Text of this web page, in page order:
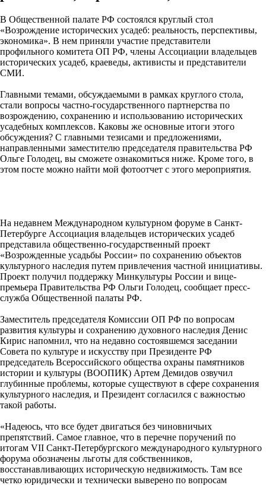
В Общественной палате РФ состоялся круглый стол
«Возрождение исторических усадеб: реальность, перспективы,
экономика». В нем приняли участие представители
профильного комитета ОП РФ, члены Ассоциации владельцев
исторических усадеб, краеведы, активисты и представители
СМИ.
Главными темами, обсуждаемыми в рамках круглого стола,
стали вопросы частно-государственного партнерства по
возрождению, сохранению и использованию исторических
усадебных комплексов. Каковы же основные итоги этого
обсуждения? С главными тезисами и предложениями,
направленными заместителю председателя правительства РФ
Ольге Голодец, вы сможете ознакомиться ниже. Кроме того, в
этом посте можно найти мой фотоотчет с этого мероприятия.
На недавнем Международном культурном форуме в Санкт-
Петербурге Ассоциация владельцев исторических усадеб
представила общественно-государственный проект
«Возрожденные усадьбы России» по сохранению объектов
культурного наследия путем привлечения частной инициативы.
Проект получил поддержку Минкультуры России и вице-
премьера Правительства РФ Ольги Голодец, сообщает пресс-
служба Общественной палаты РФ.
Заместитель председателя Комиссии ОП РФ по вопросам
развития культуры и сохранению духовного наследия Денис
Кирис напомнил, что на недавно состоявшемся заседании
Совета по культуре и искусству при Президенте РФ
председатель Всероссийского общества охраны памятников
истории и культуры (ВООПИК) Артем Демидов озвучил
глубинные проблемы, которые существуют в сфере сохранения
культурного наследия, и Президент согласился с важностью
такой работы.
«Надеюсь, что все будет двигаться без чиновничьих
препятствий. Самое главное, что в перечне поручений по
итогам VII Санкт-Петербургского международного культурного
форума обозначены льготы для собственников,
восстанавливающих историческую недвижимость. Там все
четко юридически и технически выверено по вопросам